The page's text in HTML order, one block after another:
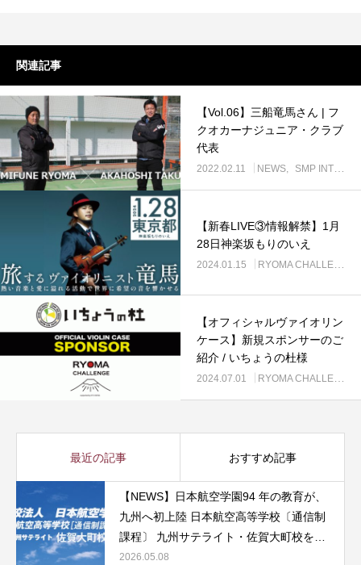
関連記事
【Vol.06】三船竜馬さん | フ
クオカーナジュニア・クラブ
代表
2022.02.11 NEWS SMP INTERVIEW
【新春LIVE③情報解禁】1月
28日神楽坂もりのいえ
2024.01.15 RYOMA CHALLENGE
【オフィシャルヴァイオリン
ケース】新規スポンサーのご
紹介 / いちょうの杜様
2024.07.01 RYOMA CHALLENGE
最近の記事 おすすめ記事
【NEWS】日本航空学園94 年の教育が、
九州へ初上陸 日本航空高等学校〔通信制
課程〕 九州サテライト・佐賀大町校を開
校
2026.05.08